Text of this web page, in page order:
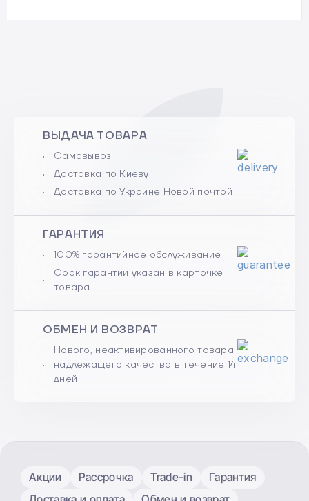
ВЫДАЧА ТОВАРА
Самовывоз
Доставка по Киеву
Доставка по Украине Новой почтой
ГАРАНТИЯ
100% гарантийное обслуживание
Срок гарантии указан в карточке
товара
ОБМЕН И ВОЗВРАТ
Нового, неактивированного товара
надлежащего качества в течение 14
дней
Акции Рассрочка Trade-in
Гарантия